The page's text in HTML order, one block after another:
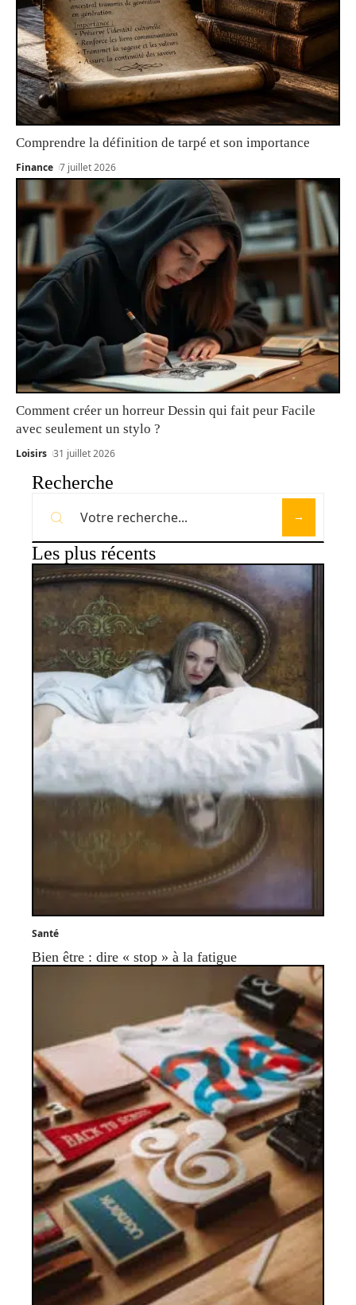
Comprendre la définition de tarpé et son importance
Finance 7 juillet 2026
Comment créer un horreur Dessin qui fait peur Facile
avec seulement un stylo ?
Loisirs 31 juillet 2026
Recherche
Les plus récents
Santé
Bien être : dire « stop » à la fatigue